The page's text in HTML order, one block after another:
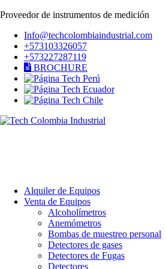
Proveedor de instrumentos de medición
Info@techcolombiaindustrial.com
+573103326057
+573227287119
BROCHURE
Alquiler de Equipos
Venta de Equipos
Alcoholímetros
Anemómetros
Bombas de muestreo personal
Detectores de gases
Detectores de Fugas
Detectores